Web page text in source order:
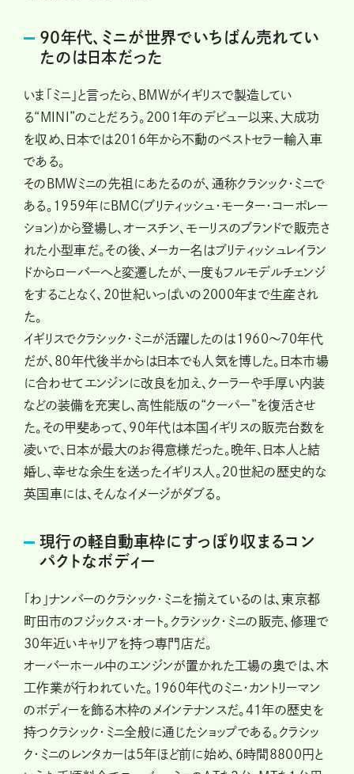
90年代、ミニが世界でいちばん売れてい
たのは日本だった
いま「ミニ」と言ったら、BMWがイギリスで製造してい
る“MINI”のことだろう。2001年のデビュー以来、大成功
を収め、日本では2016年から不動のベストセラー輸入車
である。
そのBMWミニの先祖にあたるのが、通称クラシック・ミニで
ある。1959年にBMC(ブリティッシュ・モーター・コーポレー
ション)から登場し、オースチン、モーリスのブランドで販売さ
れた小型車だ。その後、メーカー名はブリティッシュレイラン
ドからローバーへと変遷したが、一度もフルモデルチェンジ
をすることなく、20世紀いっぱいの2000年まで生産され
た。
イギリスでクラシック・ミニが活躍したのは1960～70年代
だが、80年代後半からは日本でも人気を博した。日本市場
に合わせてエンジンに改良を加え、クーラーや手厚い内装
などの装備を充実し、高性能版の“クーパー”を復活させ
た。その甲斐あって、90年代は本国イギリスの販売台数を
凌いで、日本が最大のお得意様だった。晩年、日本人と結
婚し、幸せな余生を送ったイギリス人。20世紀の歴史的な
英国車には、そんなイメージがダブる。
現行の軽自動車枠にすっぽり収まるコン
パクトなボディー
「わ」ナンバーのクラシック・ミニを揃えているのは、東京都
町田市のフジックス・オート。クラシック・ミニの販売、修理で
30年近いキャリアを持つ専門店だ。
オーバーホール中のエンジンが置かれた工場の奥では、木
工作業が行われていた。1960年代のミニ・カントリーマン
のボディーを飾る木枠のメインテナンスだ。41年の歴史を
持つクラシック・ミニ全般に通じたショップである。クラシッ
ク・ミニのレンタカーは５年ほど前に始め、６時間8800円と